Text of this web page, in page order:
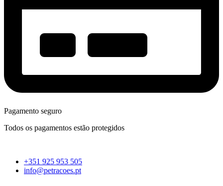
Pagamento seguro
Todos os pagamentos estão protegidos
+351 925 953 505
info@petracoes.pt